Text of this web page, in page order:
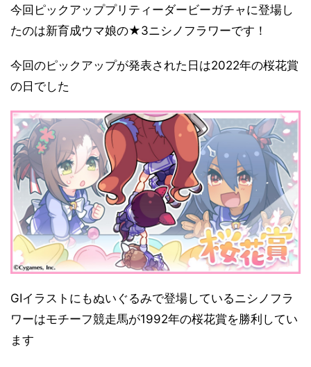
今回ピックアッププリティーダービーガチャに登場し
たのは新育成ウマ娘の★3ニシノフラワーです！
今回のピックアップが発表された日は2022年の桜花賞
の日でした
GⅠイラストにもぬいぐるみで登場しているニシノフラ
ワーはモチーフ競走馬が1992年の桜花賞を勝利してい
ます